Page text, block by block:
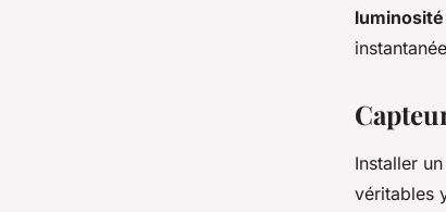
luminosité
Installer un
véritables